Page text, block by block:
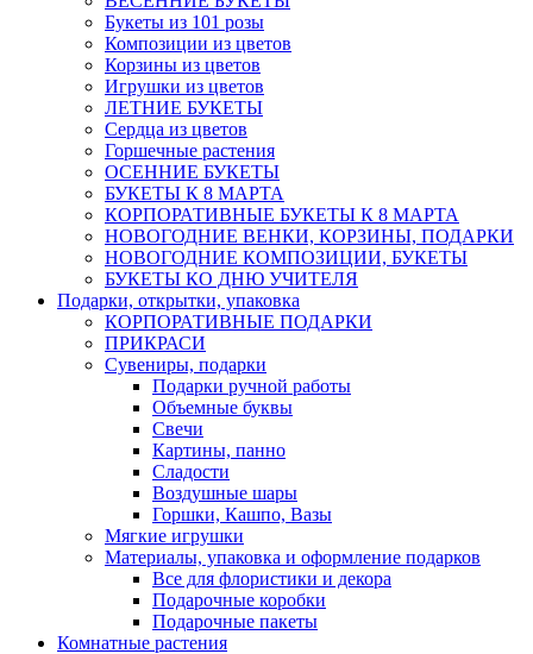
Букеты из 101 розы
Композиции из цветов
Корзины из цветов
Игрушки из цветов
ЛЕТНИЕ БУКЕТЫ
Сердца из цветов
Горшечные растения
ОСЕННИЕ БУКЕТЫ
БУКЕТЫ К 8 МАРТА
КОРПОРАТИВНЫЕ БУКЕТЫ К 8 МАРТА
НОВОГОДНИЕ ВЕНКИ, КОРЗИНЫ, ПОДАРКИ
НОВОГОДНИЕ КОМПОЗИЦИИ, БУКЕТЫ
БУКЕТЫ КО ДНЮ УЧИТЕЛЯ
Подарки, открытки, упаковка
КОРПОРАТИВНЫЕ ПОДАРКИ
ПРИКРАСИ
Сувениры, подарки
Подарки ручной работы
Объемные буквы
Свечи
Картины, панно
Сладости
Воздушные шары
Горшки, Кашпо, Вазы
Мягкие игрушки
Материалы, упаковка и оформление подарков
Все для флористики и декора
Подарочные коробки
Подарочные пакеты
Комнатные растения